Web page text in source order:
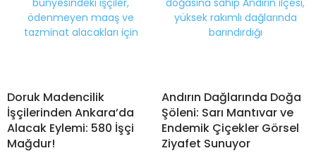
Doruk Madencilik
İşçilerinden Ankara’da
Alacak Eylemi: 580 İşçi
Mağdur!
Andırın Dağlarında Doğa
Şöleni: Sarı Mantıvar ve
Endemik Çiçekler Görsel
Ziyafet Sunuyor